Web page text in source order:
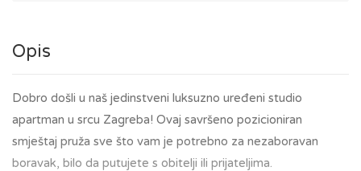
Opis
Dobro došli u naš jedinstveni luksuzno uređeni studio
apartman u srcu Zagreba! Ovaj savršeno pozicioniran
smještaj pruža sve što vam je potrebno za nezaboravan
boravak, bilo da putujete s obitelji ili prijateljima.